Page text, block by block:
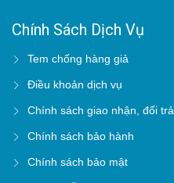
Chính Sách Dịch Vụ
Tem chống hàng giả
Điều khoản dịch vụ
Chính sách giao nhận, đổi trả
Chính sách bảo hành
Chính sách bảo mật